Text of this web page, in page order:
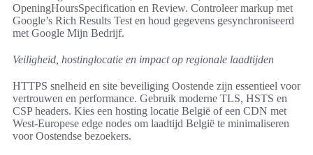
OpeningHoursSpecification en Review. Controleer markup met
Google’s Rich Results Test en houd gegevens gesynchroniseerd
met Google Mijn Bedrijf.
Veiligheid, hostinglocatie en impact op regionale laadtijden
HTTPS snelheid en site beveiliging Oostende zijn essentieel voor
vertrouwen en performance. Gebruik moderne TLS, HSTS en
CSP headers. Kies een hosting locatie België of een CDN met
West-Europese edge nodes om laadtijd België te minimaliseren
voor Oostendse bezoekers.